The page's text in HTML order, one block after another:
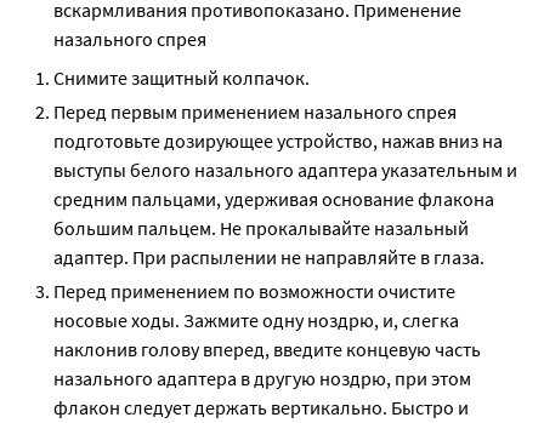
вскармливания противопоказано. Применение
назального спрея
Снимите защитный колпачок.
Перед первым применением назального спрея
подготовьте дозирующее устройство, нажав вниз на
выступы белого назального адаптера указательным и
средним пальцами, удерживая основание флакона
большим пальцем. Не прокалывайте назальный
адаптер. При распылении не направляйте в глаза.
Перед применением по возможности очистите
носовые ходы. Зажмите одну ноздрю, и, слегка
наклонив голову вперед, введите концевую часть
назального адаптера в другую ноздрю, при этом
флакон следует держать вертикально. Быстро и